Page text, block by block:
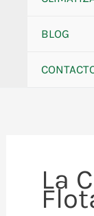
BLOG
La